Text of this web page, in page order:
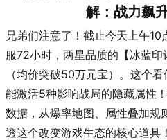
解：战力飙
兄弟们注意了！截止今天上午10
服72小时，两星品质的【冰蓝
（均价突破50万元宝）。这个
能激活5种影响战局的隐藏属性
数据，从爆率地图、属性叠加规
透这个改变游戏生态的核心道具！